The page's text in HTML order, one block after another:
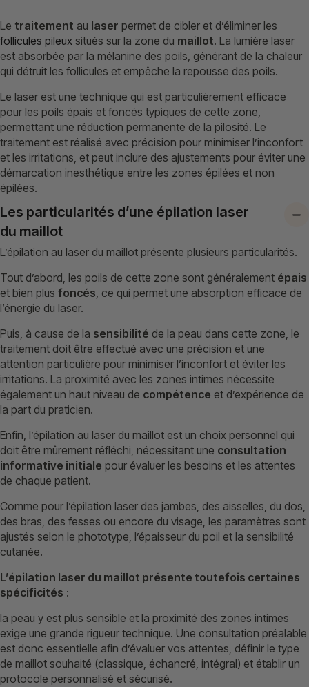
Le traitement au laser permet de cibler et d’éliminer les
follicules pileux situés sur la zone du maillot. La lumière laser
est absorbée par la mélanine des poils, générant de la chaleur
qui détruit les follicules et empêche la repousse des poils.
Le laser est une technique qui est particulièrement efficace
pour les poils épais et foncés typiques de cette zone,
permettant une réduction permanente de la pilosité. Le
traitement est réalisé avec précision pour minimiser l’inconfort
et les irritations, et peut inclure des ajustements pour éviter une
démarcation inesthétique entre les zones épilées et non
épilées.
Les particularités d’une épilation laser
du maillot
L’épilation au laser du maillot présente plusieurs particularités.
Tout d’abord, les poils de cette zone sont généralement épais
et bien plus foncés, ce qui permet une absorption efficace de
l’énergie du laser.
Puis, à cause de la sensibilité de la peau dans cette zone, le
traitement doit être effectué avec une précision et une
attention particulière pour minimiser l’inconfort et éviter les
irritations. La proximité avec les zones intimes nécessite
également un haut niveau de compétence et d’expérience de
la part du praticien.
Enfin, l’épilation au laser du maillot est un choix personnel qui
doit être mûrement réfléchi, nécessitant une consultation
informative initiale pour évaluer les besoins et les attentes
de chaque patient.
Comme pour l’épilation laser des jambes, des aisselles, du dos,
des bras, des fesses ou encore du visage, les paramètres sont
ajustés selon le phototype, l’épaisseur du poil et la sensibilité
cutanée.
L’épilation laser du maillot présente toutefois certaines
spécificités :
la peau y est plus sensible et la proximité des zones intimes
exige une grande rigueur technique. Une consultation préalable
est donc essentielle afin d’évaluer vos attentes, définir le type
de maillot souhaité (classique, échancré, intégral) et établir un
protocole personnalisé et sécurisé.